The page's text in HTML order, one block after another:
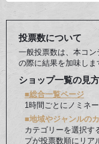
にこだわり、モダン、ナ
ど、工場直営だからこそ
投票数について
一般投票数は、本コ
の際に結果を加味しま
ショップ一覧の見方
■総合一覧ページ
1時間ごとにノミネ
■地域やジャンルの
カテゴリーを選択す
プが投票数順にリア